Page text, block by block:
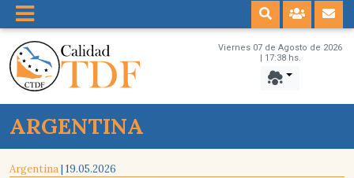
Viernes 07 de Agosto de 2026
| 17:38 hs.
ARGENTINA
Argentina| 19.05.2026